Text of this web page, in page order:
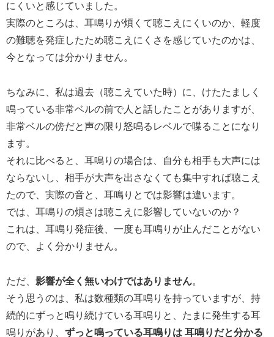
にくいと感じていました。
実際のところは、耳鳴りが煩くて聴こえにくいのか、軽度
の難聴を発症したため聴こえにくさを感じていたのかは、
今となっては分かりません。
ちなみに、私は過去（聴こえていた時）に、けたたましく
鳴っている非常ベルの前で人と話したことがありますが、
非常ベルの傍だと声の限り怒鳴るレベルで喋ることになり
ます。
それに比べると、耳鳴りの場合は、自分も相手も大声には
ならないし、相手が大声を出さなくても集中すれば聴こえ
たので、実際の音と、耳鳴りとでは影響は違います。
では、耳鳴りの煩さは聴こえに影響していないのか？
これは、耳鳴り発症後、一度も耳鳴りが止んだことがない
ので、よく分かりません。
ただ、 影響が全く無いわけではありません。
そう思うのは、私は数種類の耳鳴りを持っていますが、持
続的にずっと鳴り続けている耳鳴りと、たまに発生する耳
鳴りがあり、 ずっと鳴っている耳鳴りは 耳鳴りだと分かる